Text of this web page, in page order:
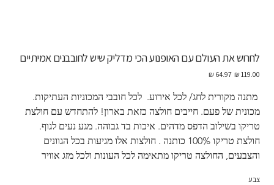
לחרוש את העולם עם האופנוע הכי מדליק שיש לחובבנים אמיתיים
מחיר
מחיר
‏64.97 ‏₪
מתנה מקורית לחג/ לכל אירוע.  לכל חובבי המכוניות העתיקות.
מכונית של פעם. חייבים חולצה כזאת בארון! להתחדש עם חולצת
טריקו בשילוב הדפס מדהים. איכות בד גבוהה. מגע נעים לגוף.
חולצת טריקו 100% כותנה . חולצות אלו מגיעות בכל הגוונים
והצבעים, החולצה טריקו מתאימה לכל העונות ולכל מזג אוויר
צבע